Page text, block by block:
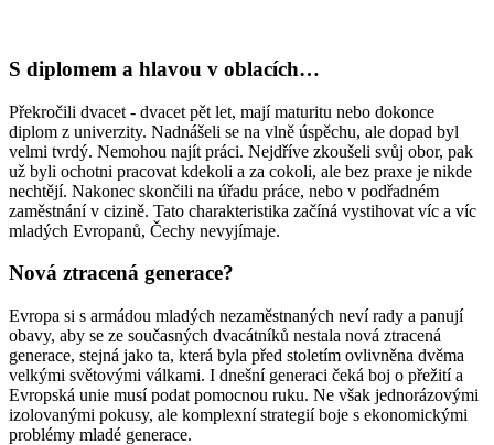
S diplomem a hlavou v oblacích…
Překročili dvacet - dvacet pět let, mají maturitu nebo dokonce
diplom z univerzity. Nadnášeli se na vlně úspěchu, ale dopad byl
velmi tvrdý. Nemohou najít práci. Nejdříve zkoušeli svůj obor, pak
už byli ochotni pracovat kdekoli a za cokoli, ale bez praxe je nikde
nechtějí. Nakonec skončili na úřadu práce, nebo v podřadném
zaměstnání v cizině. Tato charakteristika začíná vystihovat víc a víc
mladých Evropanů, Čechy nevyjímaje.
Nová ztracená generace?
Evropa si s armádou mladých nezaměstnaných neví rady a panují
obavy, aby se ze současných dvacátníků nestala nová ztracená
generace, stejná jako ta, která byla před stoletím ovlivněna dvěma
velkými světovými válkami. I dnešní generaci čeká boj o přežití a
Evropská unie musí podat pomocnou ruku. Ne však jednorázovými
izolovanými pokusy, ale komplexní strategií boje s ekonomickými
problémy mladé generace.